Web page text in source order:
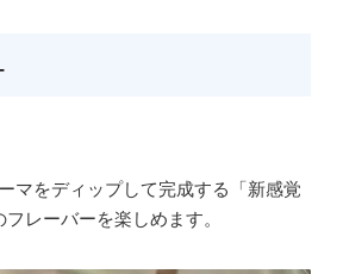
マをディップして完成する「新感覚
レーバーを楽しめます。